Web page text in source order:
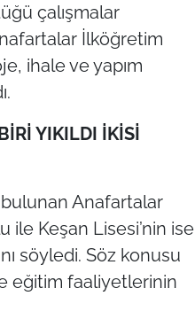
çalışmalar
İlköğretim
ihale ve yapım
YIKILDI İKİSİ
bulunan Anafartalar
ile Keşan Lisesi’nin ise
söyledi. Söz konusu
eğitim faaliyetlerinin